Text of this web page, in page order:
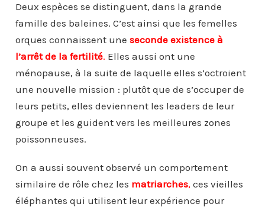
Deux espèces se distinguent, dans la grande
famille des baleines. C’est ainsi que les femelles
orques connaissent une seconde existence à
l’arrêt de la fertilité. Elles aussi ont une
ménopause, à la suite de laquelle elles s’octroient
une nouvelle mission : plutôt que de s’occuper de
leurs petits, elles deviennent les leaders de leur
groupe et les guident vers les meilleures zones
poissonneuses.
On a aussi souvent observé un comportement
similaire de rôle chez les matriarches, ces vieilles
éléphantes qui utilisent leur expérience pour